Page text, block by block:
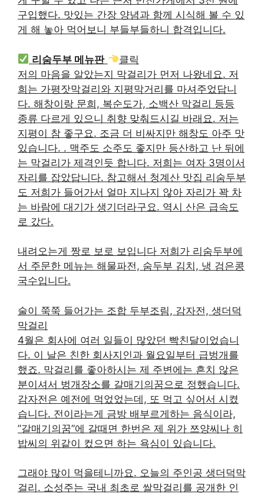
구입했다. 맛있는 간장 양념과 함께 시식해 볼 수 있
게 해 놓아 먹어보니 부들부들하니 합격입니다.
리숨두부 메뉴판
클릭
저의 마음을 알았는지 막걸리가 먼저 나왔네요. 저
희는 가평잣막걸리와 지평막거리를 마셔주었답니
다. 해창이랑 문희, 복순도가, 소백산 막걸리 등등
종류 다르게 있으니 취향 맞춰드시길 바래요. 저는
지평이 참 좋구요. 조금 더 비싸지만 해창도 아주 맛
있습니다. . 맥주도 소주도 좋지만 등산하고 난 뒤에
는 막걸리가 제격인듯 합니다. 저희는 여자 3명이서
자리를 잡았답니다. 참고해서 청계산 맛집 리숨두부
도 저희가 들어가서 얼마 지나지 않아 자리가 꽉 차
는 바람에 대기가 생기더라구요. 역시 산은 급속도
로 갔다.
내려오는게 짱로 보로 보입니다 저희가 리숨두부에
서 주문한 메뉴는 해물파전, 숨두부 김치, 냉 검은콩
국수입니다.
술이 쭉쭉 들어가는 조합 두부조림, 감자전, 생더덕
막걸리
4월은 회사에 여러 일들이 많았던 빡친달이었습니
다. 이 날은 친한 회사지인과 월요일부터 급벙개를
했죠. 막걸리를 좋아하시는 제 주변에는 흔치 않은
분이셔서 벙개장소를 갈매기의꿈으로 정했습니다.
감자전은 예전에 먹었었는데, 또 먹고 싶어서 시켰
습니다. 전이라는게 금방 배부르게하는 음식이라,
”갈매기의꿈”에 갈때면 한번은 제 위가 쯔양씨나 히
밥씨의 위같이 컸으면 하는 욕심이 있습니다.
그래야 많이 먹을테니까요. 오늘의 주인공 생더덕막
걸리. 소성주는 국내 최초로 쌀막걸리를 공개한 인